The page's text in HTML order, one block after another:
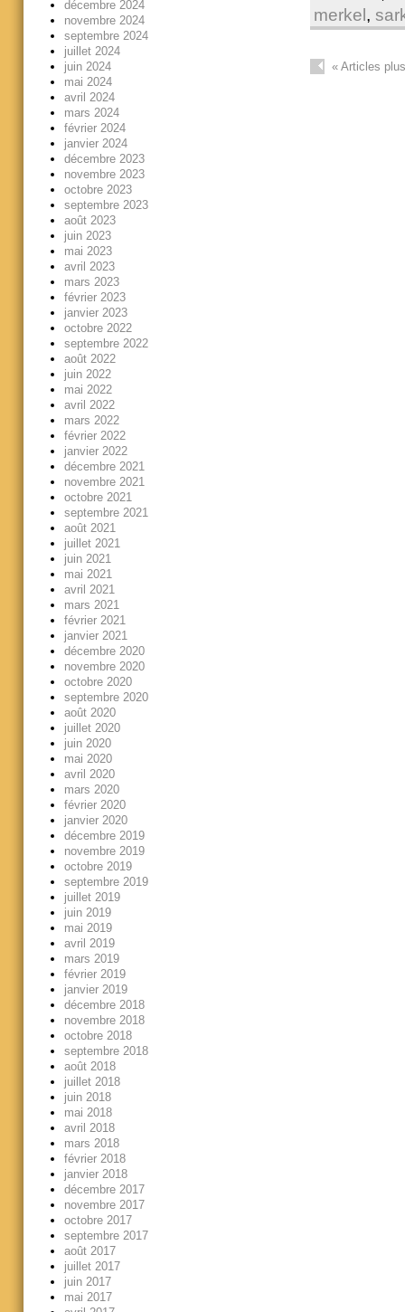
merkel ,
«Articles
décembre 2024
novembre 2024
septembre 2024
juillet 2024
juin 2024
mai 2024
avril 2024
mars 2024
février 2024
janvier 2024
décembre 2023
novembre 2023
octobre 2023
septembre 2023
août 2023
juin 2023
mai 2023
avril 2023
mars 2023
février 2023
janvier 2023
octobre 2022
septembre 2022
août 2022
juin 2022
mai 2022
avril 2022
mars 2022
février 2022
janvier 2022
décembre 2021
novembre 2021
octobre 2021
septembre 2021
août 2021
juillet 2021
juin 2021
mai 2021
avril 2021
mars 2021
février 2021
janvier 2021
décembre 2020
novembre 2020
octobre 2020
septembre 2020
août 2020
juillet 2020
juin 2020
mai 2020
avril 2020
mars 2020
février 2020
janvier 2020
décembre 2019
novembre 2019
octobre 2019
septembre 2019
juillet 2019
juin 2019
mai 2019
avril 2019
mars 2019
février 2019
janvier 2019
décembre 2018
novembre 2018
octobre 2018
septembre 2018
août 2018
juillet 2018
juin 2018
mai 2018
avril 2018
mars 2018
février 2018
janvier 2018
décembre 2017
novembre 2017
octobre 2017
septembre 2017
août 2017
juillet 2017
juin 2017
mai 2017